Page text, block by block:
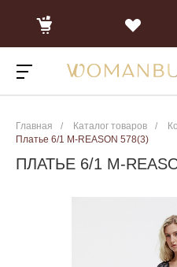
Главная / Каталог товаров /
Платье 6/1 M-REASON 578(3)
ПЛАТЬЕ 6/1 M-